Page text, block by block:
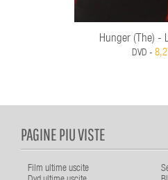
Hunger (The) -
DVD -
PAGINE PIU VISTE
Film ultime uscite